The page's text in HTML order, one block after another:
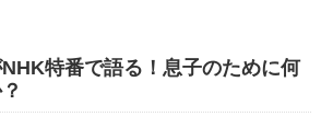
特番で語る！息子のために何